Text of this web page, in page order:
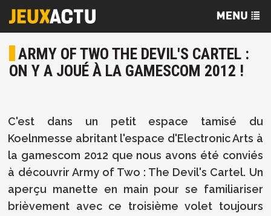
ARMY OF TWO THE DEVIL'S CARTEL :
ON Y A JOUÉ À LA GAMESCOM 2012 !
C'est dans un petit espace tamisé du
Koelnmesse abritant l'espace d'Electronic Arts à
la gamescom 2012 que nous avons été conviés
à découvrir Army of Two : The Devil's Cartel. Un
aperçu manette en main pour se familiariser
brièvement avec ce troisième volet toujours